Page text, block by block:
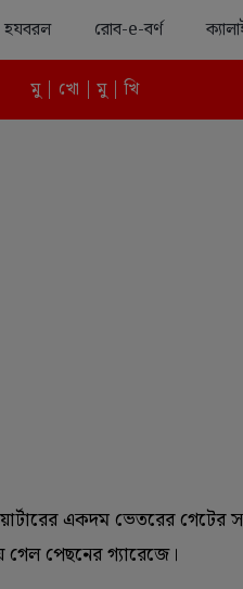
হযবরল রোব-e-বর্ণ
মু | খো | মু | খি
একদম ভেতরের গেটের
গেল পেছনের গ্যারেজে।